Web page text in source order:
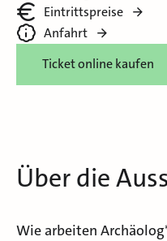
Eintrittspreise
Anfahrt
Ticket online kaufen
Über die
Wie arbeiten